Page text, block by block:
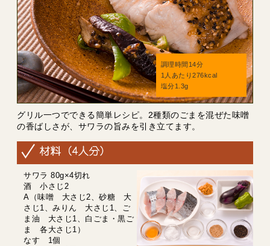
調理時間14分
1人あたり276kcal
塩分1.3g
グリル一つでできる簡単レシピ。2種類のごまを混ぜた味噌
の香ばしさが、サワラの旨みを引き立てます。
サワラ 80g×4切れ
酒 小さじ2
A（味噌 大さじ2、砂糖 大
さじ1、みりん 大さじ1、ご
ま油 大さじ1、白ごま・黒ご
ま 各大さじ1）
なす 1個